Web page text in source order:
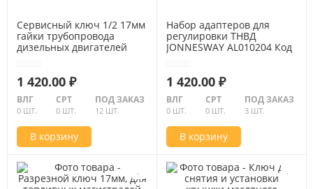
Сервисный ключ 1/2 17мм
гайки трубопровода
дизельных двигателей
1 420.00 ₽
ВЛГ
0 ШТ.
СРТ
0 ШТ.
ПОД ЗАКАЗ
12 ШТ.
В корзину
Набор адаптеров для
регулировки ТНВД
JONNESWAY AL010204 Код
1 420.00 ₽
ВЛГ
0 ШТ.
СРТ
0 ШТ.
ПОД ЗАКАЗ
3 ШТ.
В корзину